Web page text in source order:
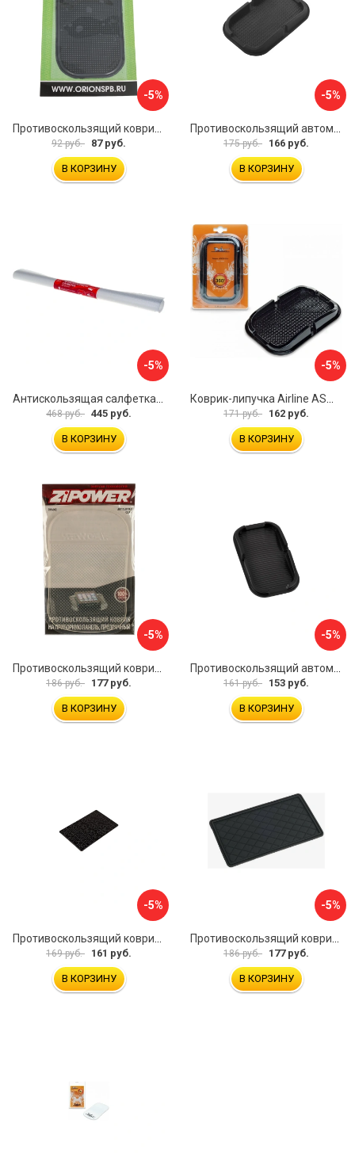
-5%
92 руб. 87 руб.
В КОРЗИНУ
-5%
175 руб. 166 руб.
В КОРЗИНУ
-5%
468 руб. 445 руб.
В КОРЗИНУ
-5%
171 руб. 162 руб.
В КОРЗИНУ
-5%
Противоскользящий коврик на приборную панель Zipower PM6602
186 руб. 177 руб.
В КОРЗИНУ
-5%
Противоскользящий автомобильный коврик панели SKYWAY S00401002
161 руб. 153 руб.
В КОРЗИНУ
-5%
169 руб. 161 руб.
В КОРЗИНУ
-5%
186 руб. 177 руб.
В КОРЗИНУ